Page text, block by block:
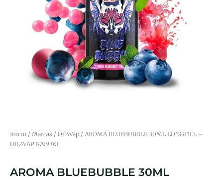
Inicio / Marcas / Oil4Vap / AROMA BLUEBUBBLE 30ML LONGFILL –
OIL4VAP KABUKI
AROMA BLUEBUBBLE 30ML